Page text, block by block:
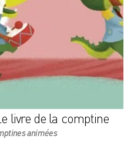
livre de la comptine
animées